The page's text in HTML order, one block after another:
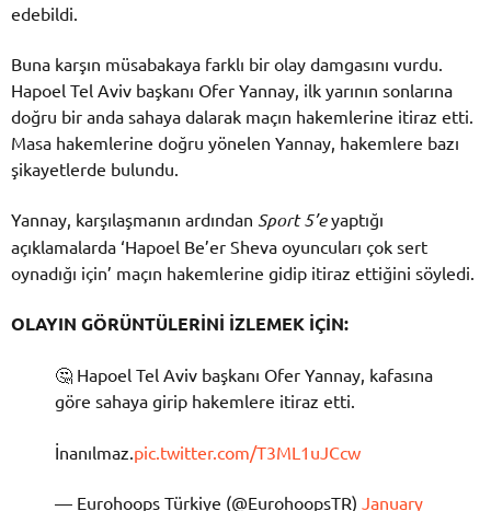
edebildi.
Buna karşın müsabakaya farklı bir olay damgasını vurdu.
Hapoel Tel Aviv başkanı Ofer Yannay, ilk yarının sonlarına
doğru bir anda sahaya dalarak maçın hakemlerine itiraz etti.
Masa hakemlerine doğru yönelen Yannay, hakemlere bazı
şikayetlerde bulundu.
Yannay, karşılaşmanın ardından Sport 5’eyaptığı
açıklamalarda ‘Hapoel Be’er Sheva oyuncuları çok sert
oynadığı için’ maçın hakemlerine gidip itiraz ettiğini söyledi.
OLAYIN GÖRÜNTÜLERİNİ İZLEMEK İÇİN:
🤔 Hapoel Tel Aviv başkanı Ofer Yannay, kafasına
göre sahaya girip hakemlere itiraz etti.
İnanılmaz. pic.twitter.com/T3ML1uJCcw
— Eurohoops Türkiye (@EurohoopsTR) January